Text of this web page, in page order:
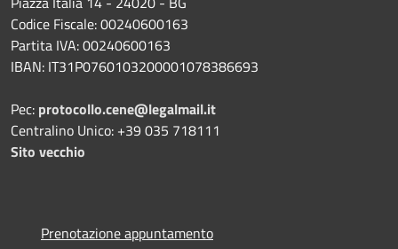
Codice Fiscale: 00240600163
Partita IVA: 00240600163
IBAN: IT31P0760103200001078386693
Pec: protocollo.cene@legalmail.it
Centralino Unico: +39 035 718111
Sito vecchio
Prenotazione appuntamento